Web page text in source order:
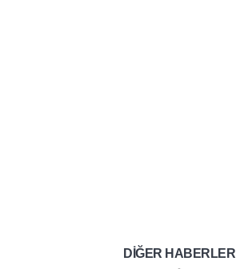
DİĞER HABERLER